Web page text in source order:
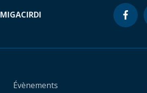
MIGACIRDI
Évènements